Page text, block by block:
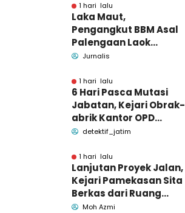
1 hari lalu
Laka Maut,
Pengangkut BBM Asal
Palengaan Laok
Pamekasan Meninggal
Jurnalis
1 hari lalu
6 Hari Pasca Mutasi
Jabatan, Kejari Obrak-
abrik Kantor OPD
Pemkab Pamekasan
detektif_jatim
1 hari lalu
Lanjutan Proyek Jalan,
Kejari Pamekasan Sita
Berkas dari Ruang
Pemkab Pamekasan
Moh Azmi